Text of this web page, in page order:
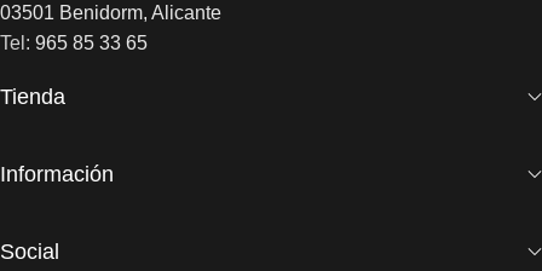
03501 Benidorm, Alicante
Tel: 965 85 33 65
Tienda
Información
Social